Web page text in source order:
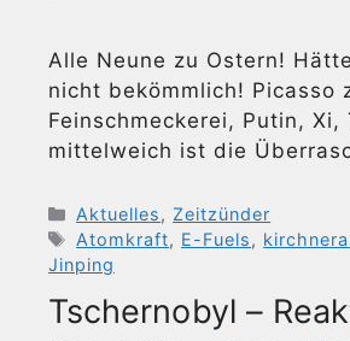
Alle Neune zu Ostern!
nicht bekömmlich! Picasso
Feinschmeckerei, Putin,
mittelweich ist die
Kategorien
Aktuelles, Zeitzünder
Schlagwörter
Atomkraft, E-Fuels,
Jinping
Tschernobyl –